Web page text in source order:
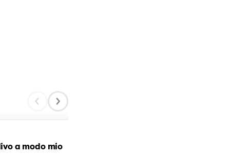
a modo mio